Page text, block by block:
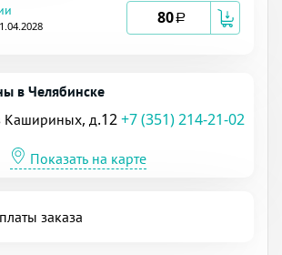
80a
в Челябинске
Кашириных, д.12+7 (351) 214-21-02
Показать на карте
заказа